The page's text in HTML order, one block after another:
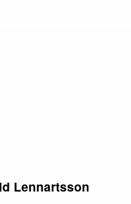
Lennartsson